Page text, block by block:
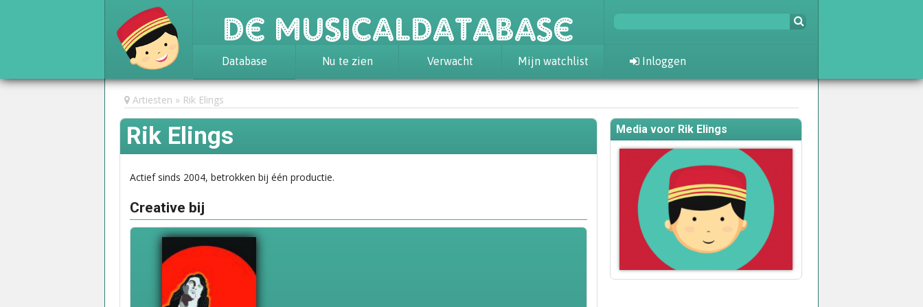
De Musicaldatabase
Database
Achtergrond
Awards
Statistieken
Nu te zien Verwacht Mijn watchlist Inloggen
Artiesten Rik Elings
Rik Elings
Actief sinds 2004, betrokken bij één productie.
Creative bij
Media voor Rik Elings